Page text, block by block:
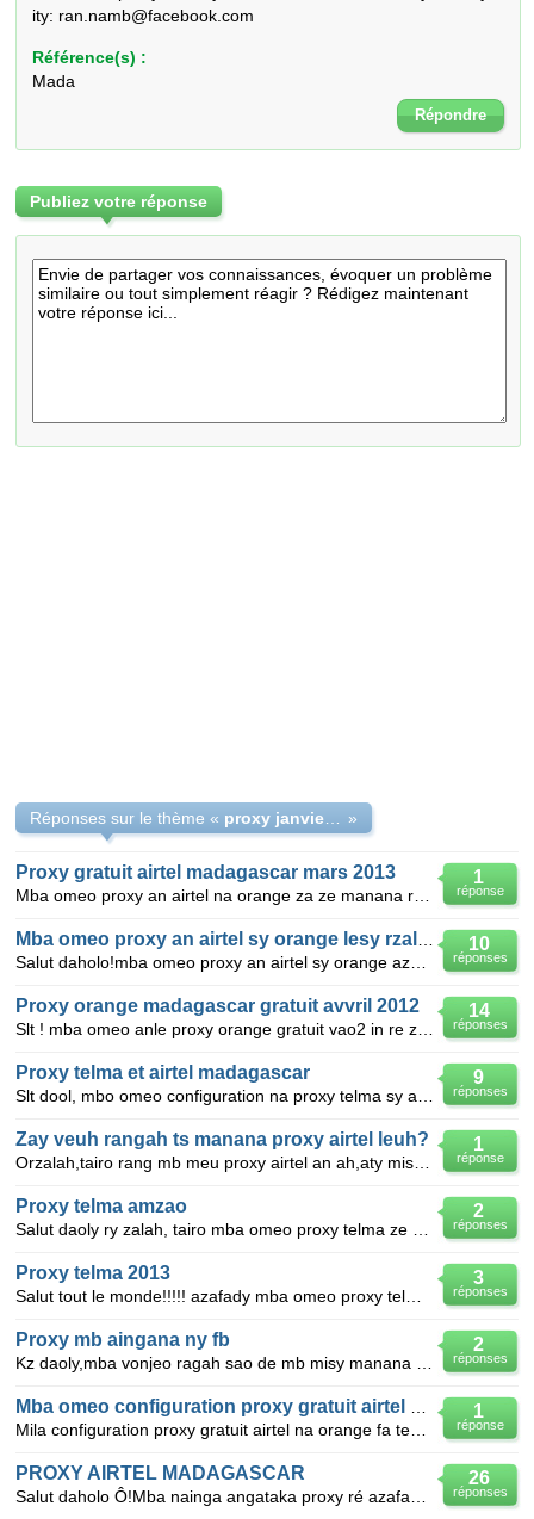
ity: ran.namb@facebook.com
Référence(s) :
Mada
Répondre
Publiez votre réponse
Réponses sur le thème « »
1
réponse
Proxy gratuit airtel madagascar mars 2013
10
réponses
14
réponses
Proxy orange madagascar gratuit avvril 2012
9
réponses
Proxy telma et airtel madagascar
1
réponse
Zay veuh rangah ts manana proxy airtel leuh?
2
réponses
Proxy telma amzao
3
réponses
Proxy telma 2013
2
réponses
Proxy mb aingana ny fb
1
réponse
26
réponses
PROXY AIRTEL MADAGASCAR